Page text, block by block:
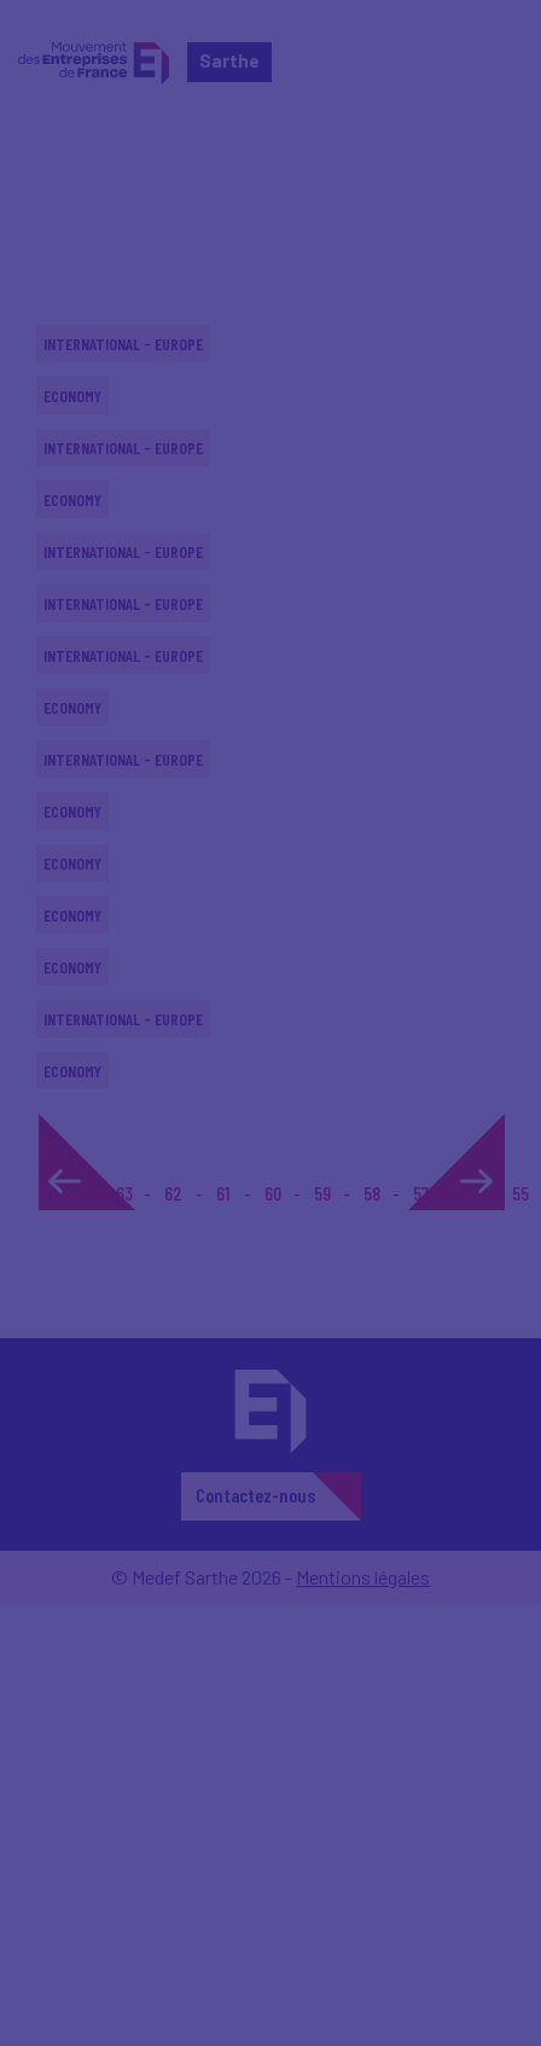
Sarthe
INTERNATIONAL - EUROPE
ECONOMY
INTERNATIONAL - EUROPE
ECONOMY
INTERNATIONAL - EUROPE
INTERNATIONAL - EUROPE
INTERNATIONAL - EUROPE
ECONOMY
INTERNATIONAL - EUROPE
ECONOMY
ECONOMY
ECONOMY
ECONOMY
INTERNATIONAL - EUROPE
ECONOMY
1... 63 62 61 60 59 58 57 56 55
Contactez-nous
© Medef Sarthe 2026 - Mentions légales